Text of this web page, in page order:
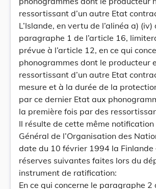
ressortissant d’un autre Etat
L’Islande, en vertu de l’alinéa a) (iv)
paragraphe 1 de l’article 16,
prévue à l’article 12, en ce qui
phonogrammes dont le producteur
ressortissant d’un autre Etat
mesure et à la durée de la
par ce dernier Etat aux
la première fois par des
Il résulte de cette même
Général de l’Organisation des
date du 10 février 1994 la Finlande
réserves suivantes faites lors du
instrument de ratification:
En ce qui concerne le paragraphe 2